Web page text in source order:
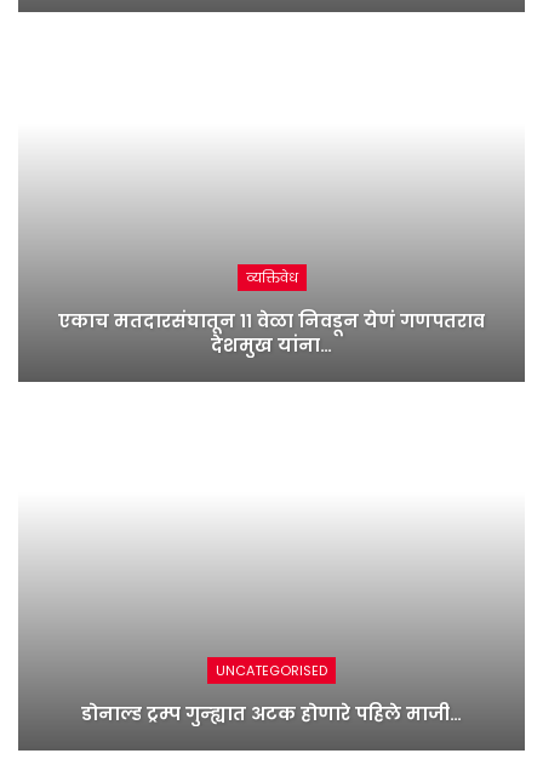
व्यक्तिवेध
एकाच मतदारसंघातून ११ वेळा निवडून येणं गणपतराव
देशमुख यांना…
UNCATEGORISED
डोनाल्ड ट्रम्प गुन्ह्यात अटक होणारे पहिले माजी…